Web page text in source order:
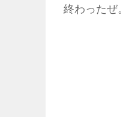
終わったぜ